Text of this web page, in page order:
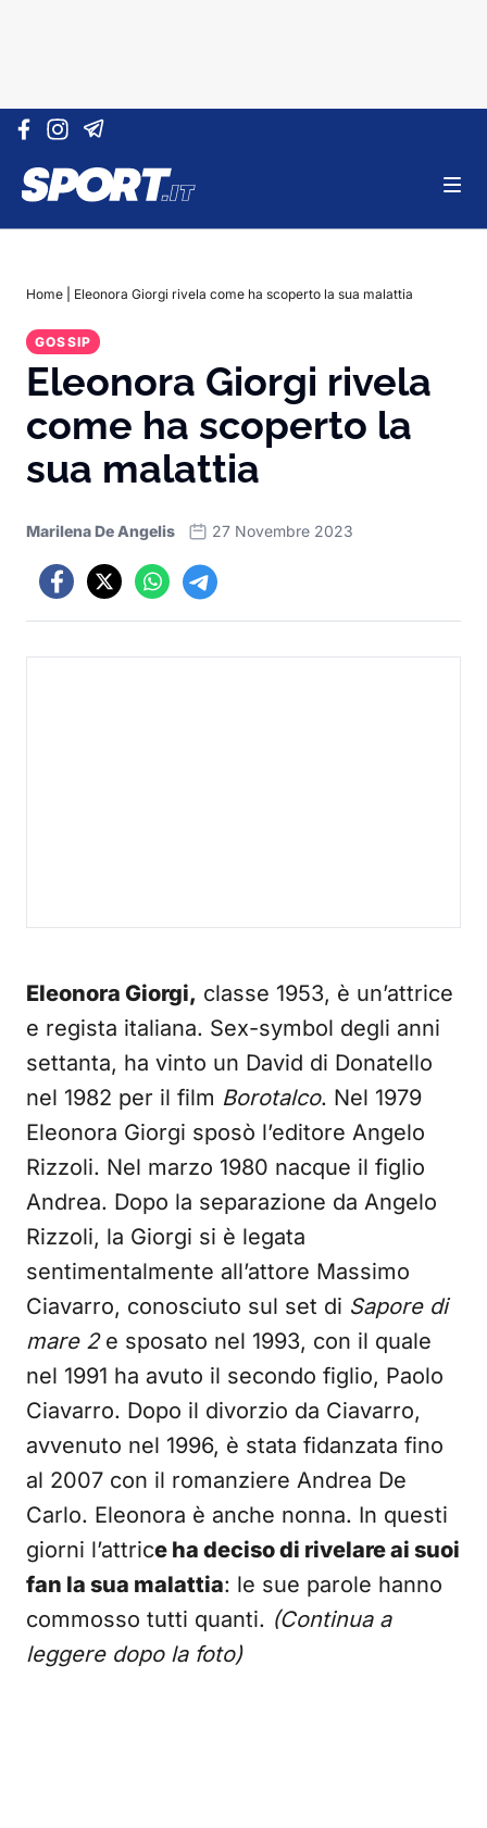
Vai al contenuto
Home Eleonora Giorgi rivela come ha scoperto la sua malattia
GOSSIP
Eleonora Giorgi rivela
come ha scoperto la
sua malattia
Marilena De Angelis 27 Novembre 2023
Eleonora Giorgi, classe 1953, è un’attrice
e regista italiana. Sex-symbol degli anni
settanta, ha vinto un David di Donatello
nel 1982 per il film Borotalco. Nel 1979
Eleonora Giorgi sposò l’editore Angelo
Rizzoli. Nel marzo 1980 nacque il figlio
Andrea. Dopo la separazione da Angelo
Rizzoli, la Giorgi si è legata
sentimentalmente all’attore Massimo
Ciavarro, conosciuto sul set di Sapore di
mare 2e sposato nel 1993, con il quale
nel 1991 ha avuto il secondo figlio, Paolo
Ciavarro. Dopo il divorzio da Ciavarro,
avvenuto nel 1996, è stata fidanzata fino
al 2007 con il romanziere Andrea De
Carlo. Eleonora è anche nonna. In questi
giorni l’attrice ha deciso di rivelare ai suoi
fan la sua malattia: le sue parole hanno
commosso tutti quanti. (Continua a
leggere dopo la foto)